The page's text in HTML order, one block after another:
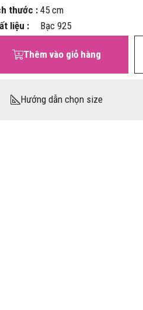
thước : 45 cm
liệu :
Bạc 925
Thêm vào giỏ hàng
Hướng dẫn chọn size